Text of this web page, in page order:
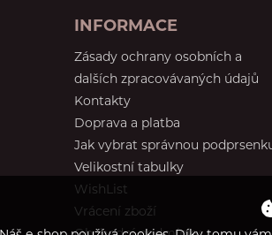
INFORMACE
Zásady ochrany osobních a
dalších zpracovávaných údajů
Kontakty
Doprava a platba
Jak vybrat správnou
Velikostní tabulky
WishList
Vrácení zboží